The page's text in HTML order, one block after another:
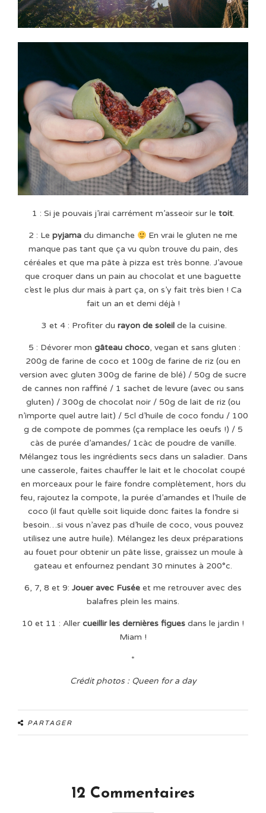
1 : Si je pouvais j’irai carrément m’asseoir sur le toit.
2 : Le pyjamadu dimanche
En vrai le gluten ne me
manque pas tant que ça vu qu’on trouve du pain, des
céréales et que ma pâte à pizza est très bonne. J’avoue
que croquer dans un pain au chocolat et une baguette
c’est le plus dur mais à part ça, on s’y fait très bien ! Ca
fait un an et demi déjà !
3 et 4 : Profiter du rayon de soleil de la cuisine.
5 : Dévorer mon gâteau choco, vegan et sans gluten :
200g de farine de coco et 100g de farine de riz (ou en
version avec gluten 300g de farine de blé) / 50g de sucre
de cannes non raffiné / 1 sachet de levure (avec ou sans
gluten) / 300g de chocolat noir / 50g de lait de riz (ou
n’importe quel autre lait) / 5cl d’huile de coco fondu / 100
g de compote de pommes (ça remplace les oeufs !) / 5
càs de purée d’amandes/ 1càc de poudre de vanille.
Mélangez tous les ingrédients secs dans un saladier. Dans
une casserole, faites chauffer le lait et le chocolat coupé
en morceaux pour le faire fondre complètement, hors du
feu, rajoutez la compote, la purée d’amandes et l’huile de
coco (il faut qu’elle soit liquide donc faites la fondre si
besoin…si vous n’avez pas d’huile de coco, vous pouvez
utilisez une autre huile). Mélangez les deux préparations
au fouet pour obtenir un pâte lisse, graissez un moule à
gateau et enfournez pendant 30 minutes à 200°c.
6, 7, 8 et 9: Jouer avec Fusée et me retrouver avec des
balafres plein les mains.
10 et 11 : Aller cueillir les dernières figues dans le jardin !
Miam !
*
Crédit photos : Queen for a day
PARTAGER
12 Commentaires